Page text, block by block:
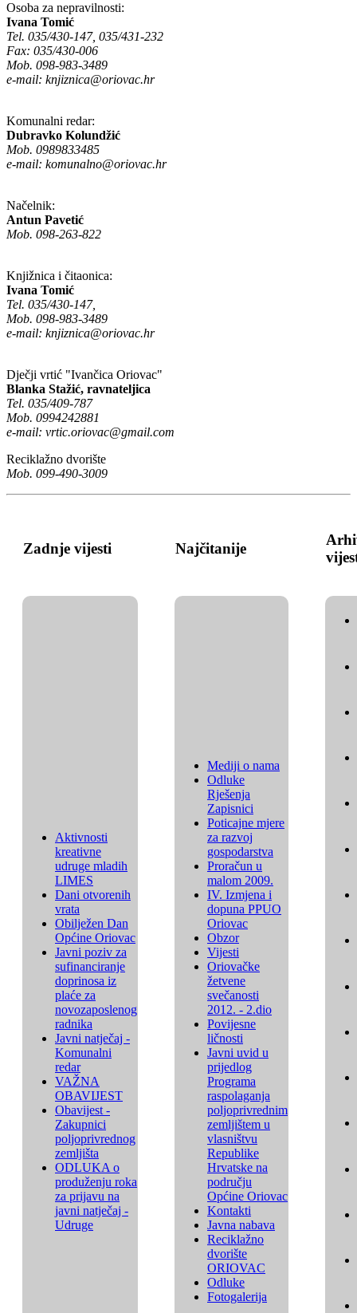
Osoba za nepravilnosti:
Ivana Tomić
Tel. 035/430-147, 035/431-232
Fax: 035/430-006
Mob. 098-983-3489
e-mail: knjiznica@oriovac.hr
Komunalni redar:
Dubravko Kolundžić
Mob. 0989833485
e-mail: komunalno@oriovac.hr
Načelnik:
Antun Pavetić
Mob. 098-263-822
Knjižnica i čitaonica:
Ivana Tomić
Tel. 035/430-147,
Mob. 098-983-3489
e-mail: knjiznica@oriovac.hr
Dječji vrtić "Ivančica Oriovac"
Blanka Stažić, ravnateljica
Tel. 035/409-787
Mob. 0994242881
e-mail: vrtic.oriovac@gmail.com
Reciklažno dvorište
Mob. 099-490-3009
Zadnje vijesti Najčitanije
Aktivnosti
kreativne
udruge mladih
LIMES
Dani otvorenih
vrata
Obilježen Dan
Općine Oriovac
Javni poziv za
sufinanciranje
doprinosa iz
plaće za
novozaposlenog
radnika
Javni natječaj -
Komunalni
redar
VAŽNA
OBAVIJEST
Obavijest -
Zakupnici
poljoprivrednog
zemljišta
ODLUKA o
produženju roka
za prijavu na
javni natječaj -
Udruge
Mediji o nama
Odluke
Rješenja
Zapisnici
Poticajne mjere
za razvoj
gospodarstva
Proračun u
malom 2009.
IV. Izmjena i
dopuna PPUO
Oriovac
Obzor
Vijesti
Oriovačke
žetvene
svečanosti
2012. - 2.dio
Povijesne
ličnosti
Javni uvid u
prijedlog
Programa
raspolaganja
poljoprivrednim
zemljištem u
vlasništvu
Republike
Hrvatske na
području
Općine Oriovac
Kontakti
Javna nabava
Reciklažno
dvorište
ORIOVAC
Odluke
Fotogalerija